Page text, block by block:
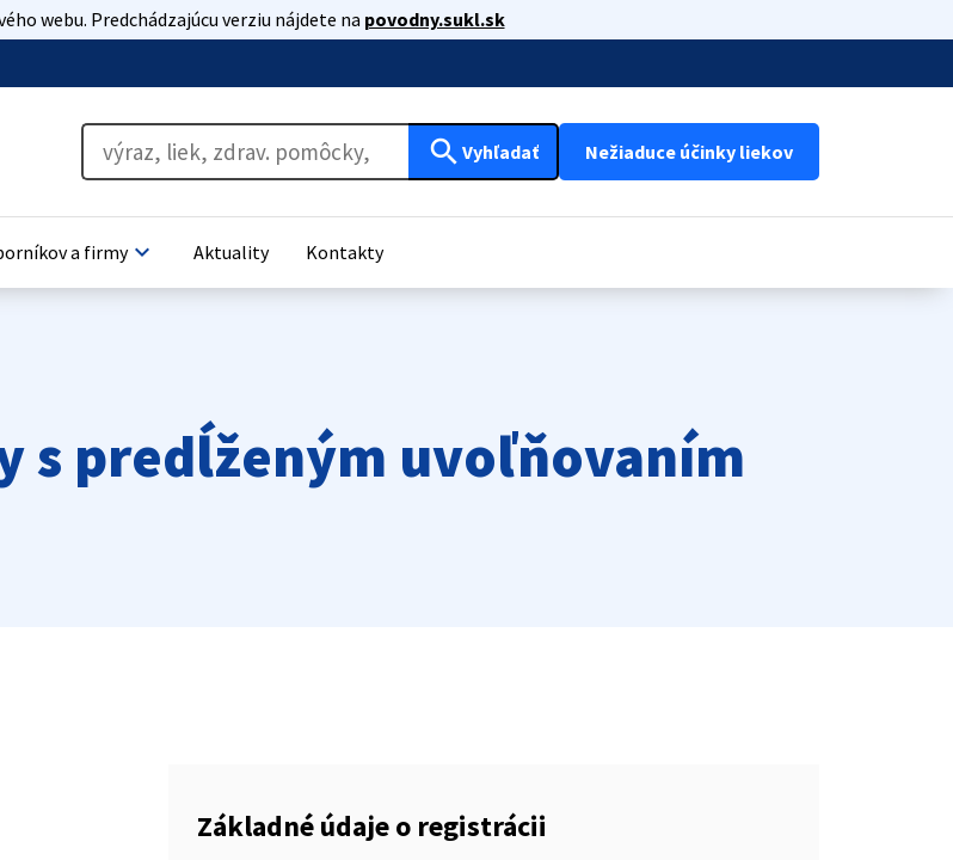
webu. Predchádzajúcu verziu nájdete na povodny.sukl.sk
search Vyhľadať Nežiaduce účinky liekov
a firmykeyboard_arrow_down Aktuality Kontakty
s predĺženým uvoľňovaním
Základné údaje o registrácii